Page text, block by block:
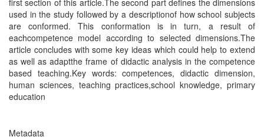
first section of this article.The second part defines the dimensions
used in the study followed by a descriptionof how school subjects
are conformed. This conformation is in turn, a result of
eachcompetence model according to selected dimensions.The
article concludes with some key ideas which could help to extend
as well as adaptthe frame of didactic analysis in the competence
based teaching.Key words: competences, didactic dimension,
human sciences, teaching practices,school knowledge, primary
education
Metadata